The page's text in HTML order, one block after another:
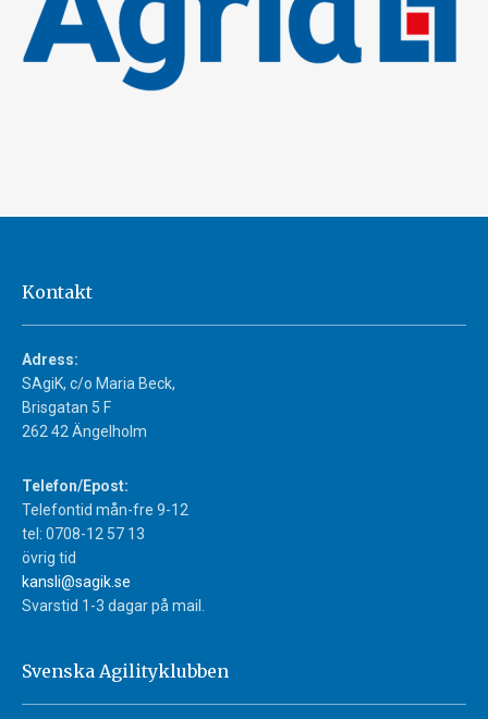
Kontakt
Adress:
SAgiK, c/o Maria Beck,
Brisgatan 5 F
262 42 Ängelholm
Telefon/Epost:
Telefontid mån-fre 9-12
tel: 0708-12 57 13
övrig tid
kansli@sagik.se
Svarstid 1-3 dagar på mail.
Svenska Agilityklubben